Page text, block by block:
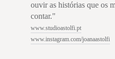
ouvir as histórias que os
contar."
www.studioastolfi.pt
www.instagram.com/joanaastolfi